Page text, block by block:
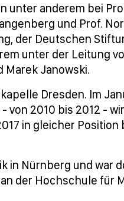
unter anderem bei
und Prof.
der Deutschen
unter der Leitung
Marek Janowski.
Dresden. Im
von 2010 bis 2012 -
in gleicher Position
in Nürnberg und war
der Hochschule für